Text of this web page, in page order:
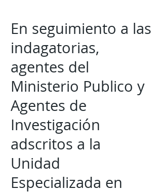
En seguimiento a las
indagatorias,
agentes del
Ministerio Publico y
Agentes de
Investigación
adscritos a la
Unidad
Especializada en